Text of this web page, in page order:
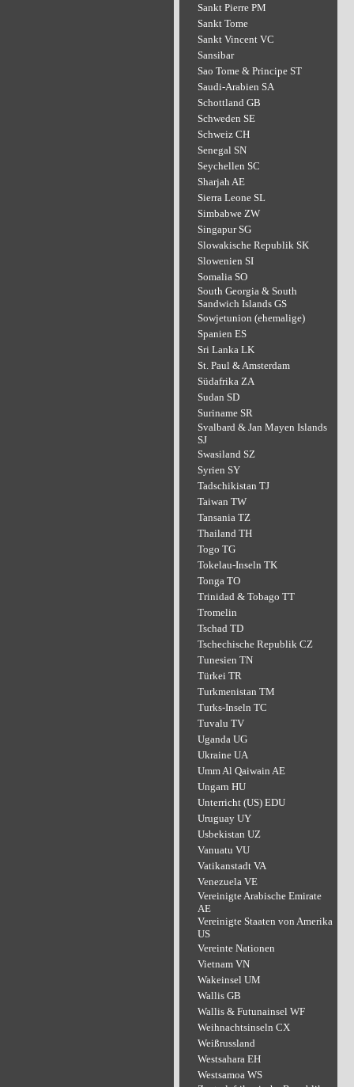
Sankt Pierre PM
Sankt Tome
Sankt Vincent VC
Sansibar
Sao Tome & Principe ST
Saudi-Arabien SA
Schottland GB
Schweden SE
Schweiz CH
Senegal SN
Seychellen SC
Sharjah AE
Sierra Leone SL
Simbabwe ZW
Singapur SG
Slowakische Republik SK
Slowenien SI
Somalia SO
South Georgia & South
Sandwich Islands GS
Sowjetunion (ehemalige)
Spanien ES
Sri Lanka LK
St. Paul & Amsterdam
Südafrika ZA
Sudan SD
Suriname SR
Svalbard & Jan Mayen Islands
SJ
Swasiland SZ
Syrien SY
Tadschikistan TJ
Taiwan TW
Tansania TZ
Thailand TH
Togo TG
Tokelau-Inseln TK
Tonga TO
Trinidad & Tobago TT
Tromelin
Tschad TD
Tschechische Republik CZ
Tunesien TN
Türkei TR
Turkmenistan TM
Turks-Inseln TC
Tuvalu TV
Uganda UG
Ukraine UA
Umm Al Qaiwain AE
Ungarn HU
Unterricht (US) EDU
Uruguay UY
Usbekistan UZ
Vanuatu VU
Vatikanstadt VA
Venezuela VE
Vereinigte Arabische Emirate
AE
Vereinigte Staaten von Amerika
US
Vereinte Nationen
Vietnam VN
Wakeinsel UM
Wallis GB
Wallis & Futunainsel WF
Weihnachtsinseln CX
Weißrussland
Westsahara EH
Westsamoa WS